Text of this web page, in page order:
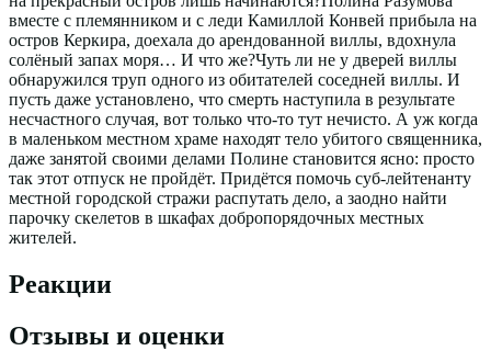
вместе с племянником и с леди Камиллой Конвей прибыла на
остров Керкира, доехала до арендованной виллы, вдохнула
солёный запах моря… И что же?Чуть ли не у дверей виллы
обнаружился труп одного из обитателей соседней виллы. И
пусть даже установлено, что смерть наступила в результате
несчастного случая, вот только что-то тут нечисто. А уж когда
в маленьком местном храме находят тело убитого священника,
даже занятой своими делами Полине становится ясно: просто
так этот отпуск не пройдёт. Придётся помочь суб-лейтенанту
местной городской стражи распутать дело, а заодно найти
парочку скелетов в шкафах добропорядочных местных
жителей.
Реакции
Отзывы и оценки